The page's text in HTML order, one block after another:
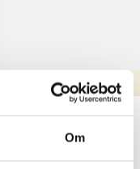
Om